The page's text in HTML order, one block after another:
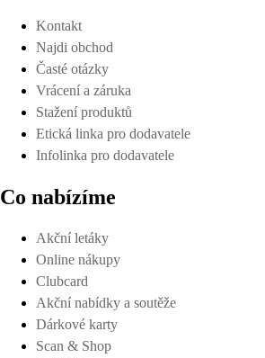
Kontakt
Najdi obchod
Časté otázky
Vrácení a záruka
Stažení produktů
Etická linka pro dodavatele
Infolinka pro dodavatele
Co nabízíme
Akční letáky
Online nákupy
Clubcard
Akční nabídky a soutěže
Dárkové karty
Scan & Shop